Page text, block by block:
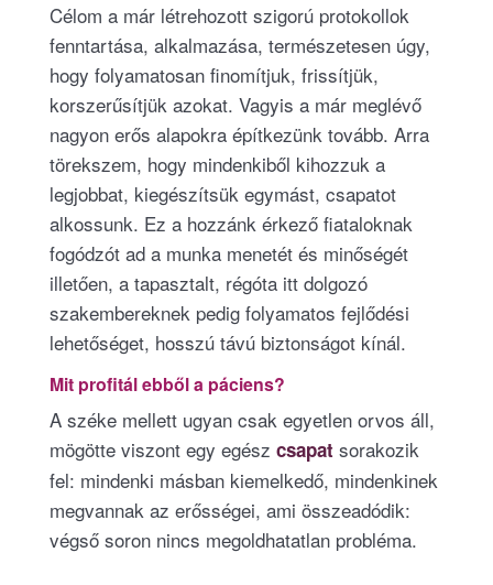
Célom a már létrehozott szigorú protokollok
fenntartása, alkalmazása, természetesen úgy,
hogy folyamatosan finomítjuk, frissítjük,
korszerűsítjük azokat. Vagyis a már meglévő
nagyon erős alapokra építkezünk tovább. Arra
törekszem, hogy mindenkiből kihozzuk a
legjobbat, kiegészítsük egymást, csapatot
alkossunk. Ez a hozzánk érkező fiataloknak
fogódzót ad a munka menetét és minőségét
illetően, a tapasztalt, régóta itt dolgozó
szakembereknek pedig folyamatos fejlődési
lehetőséget, hosszú távú biztonságot kínál.
Mit profitál ebből a páciens?
A széke mellett ugyan csak egyetlen orvos áll,
mögötte viszont egy egész csapat sorakozik
fel: mindenki másban kiemelkedő, mindenkinek
megvannak az erősségei, ami összeadódik:
végső soron nincs megoldhatatlan probléma.